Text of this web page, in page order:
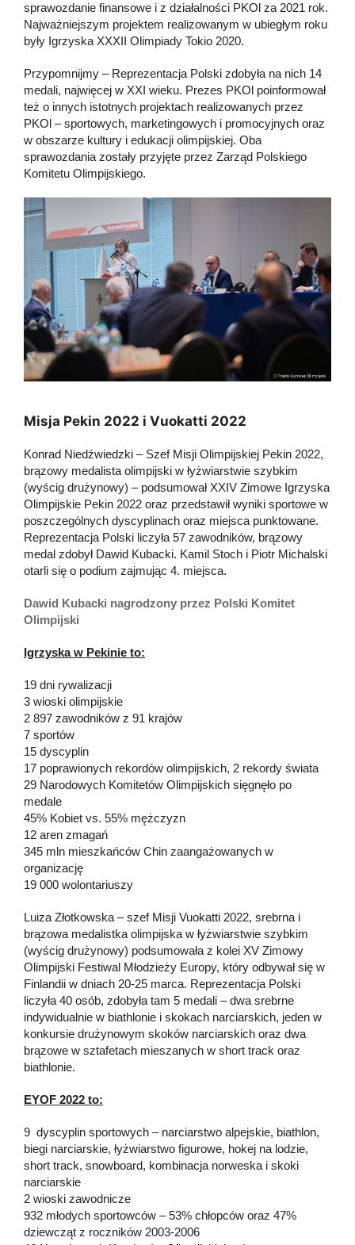
sprawozdanie finansowe i z działalności PKOl za 2021 rok.
Najważniejszym projektem realizowanym w ubiegłym roku
były Igrzyska XXXII Olimpiady Tokio 2020.
Przypomnijmy – Reprezentacja Polski zdobyła na nich 14
medali, najwięcej w XXI wieku. Prezes PKOl poinformował
też o innych istotnych projektach realizowanych przez
PKOl – sportowych, marketingowych i promocyjnych oraz
w obszarze kultury i edukacji olimpijskiej. Oba
sprawozdania zostały przyjęte przez Zarząd Polskiego
Komitetu Olimpijskiego.
Misja Pekin 2022 i Vuokatti 2022
Konrad Niedźwiedzki – Szef Misji Olimpijskiej Pekin 2022,
brązowy medalista olimpijski w łyżwiarstwie szybkim
(wyścig drużynowy) – podsumował XXIV Zimowe Igrzyska
Olimpijskie Pekin 2022 oraz przedstawił wyniki sportowe w
poszczególnych dyscyplinach oraz miejsca punktowane.
Reprezentacja Polski liczyła 57 zawodników, brązowy
medal zdobył Dawid Kubacki. Kamil Stoch i Piotr Michalski
otarli się o podium zajmując 4. miejsca.
Dawid Kubacki nagrodzony przez Polski Komitet
Olimpijski
Igrzyska w Pekinie to:
19 dni rywalizacji
3 wioski olimpijskie
2 897 zawodników z 91 krajów
7 sportów
15 dyscyplin
17 poprawionych rekordów olimpijskich, 2 rekordy świata
29 Narodowych Komitetów Olimpijskich sięgnęło po
medale
45% Kobiet vs. 55% mężczyzn
12 aren zmagań
345 mln mieszkańców Chin zaangażowanych w
organizację
19 000 wolontariuszy
Luiza Złotkowska – szef Misji Vuokatti 2022, srebrna i
brązowa medalistka olimpijska w łyżwiarstwie szybkim
(wyścig drużynowy) podsumowała z kolei XV Zimowy
Olimpijski Festiwal Młodzieży Europy, który odbywał się w
Finlandii w dniach 20-25 marca. Reprezentacja Polski
liczyła 40 osób, zdobyła tam 5 medali – dwa srebrne
indywidualnie w biathlonie i skokach narciarskich, jeden w
konkursie drużynowym skoków narciarskich oraz dwa
brązowe w sztafetach mieszanych w short track oraz
biathlonie.
EYOF 2022 to:
9 dyscyplin sportowych – narciarstwo alpejskie, biathlon,
biegi narciarskie, łyżwiarstwo figurowe, hokej na lodzie,
short track, snowboard, kombinacja norweska i skoki
narciarskie
2 wioski zawodnicze
932 młodych sportowców – 53% chłopców oraz 47%
dziewcząt z roczników 2003-2006